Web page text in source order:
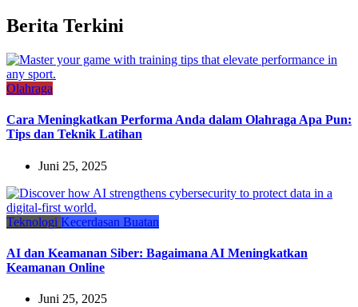
Berita Terkini
Olahraga
Cara Meningkatkan Performa Anda dalam Olahraga Apa Pun:
Tips dan Teknik Latihan
Juni 25, 2025
Teknologi Kecerdasan Buatan
AI dan Keamanan Siber: Bagaimana AI Meningkatkan
Keamanan Online
Juni 25, 2025